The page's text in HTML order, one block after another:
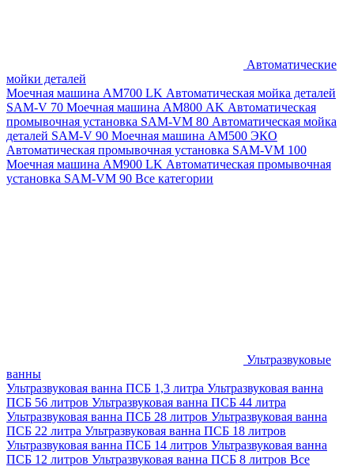
Автоматические
мойки деталей
Моечная машина AM700 LK Автоматическая мойка деталей
SAM-V 70 Моечная машина АМ800 AK Автоматическая
промывочная установка SAM-VM 80 Автоматическая мойка
деталей SAM-V 90 Моечная машина АМ500 ЭКО
Автоматическая промывочная установка SAM-VM 100
Моечная машина AM900 LK Автоматическая промывочная
установка SAM-VM 90 Все категории
Ультразвуковые
ванны
Ультразвуковая ванна ПСБ 1,3 литра Ультразвуковая ванна
ПСБ 56 литров Ультразвуковая ванна ПСБ 44 литра
Ультразвуковая ванна ПСБ 28 литров Ультразвуковая ванна
ПСБ 22 литра Ультразвуковая ванна ПСБ 18 литров
Ультразвуковая ванна ПСБ 14 литров Ультразвуковая ванна
ПСБ 12 литров Ультразвуковая ванна ПСБ 8 литров Все